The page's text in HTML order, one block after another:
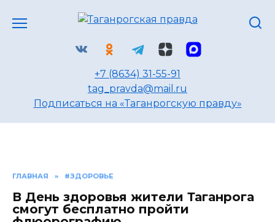
+7 (8634) 31-55-91
tag_pravda@mail.ru
Подписаться на «Таганрогскую правду»
ГЛАВНАЯ » #ЗДОРОВЬЕ
В День здоровья жители Таганрога
смогут бесплатно пройти